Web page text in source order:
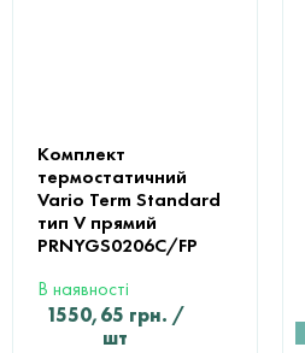
Комплект
термостатичний
Vario Term Standard
тип V прямий
PRNYGS0206C/FP
В наявності
1550,65 грн. /
шт